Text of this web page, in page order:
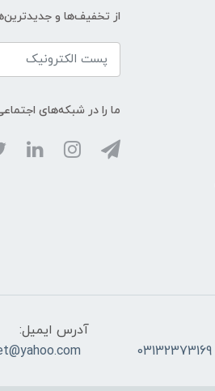
از تخفیف‌ها و
ما را در شبکه‌های
آدرس ایمیل: